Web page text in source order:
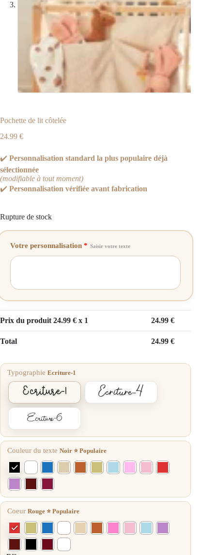
Pochette de lit côtelée
24.99 €
✔️ Personnalisation standard la plus populaire déjà
sélectionnée
(modifiable à tout moment)
✔️ Personnalisation vérifiée avant fabrication
Typographie Ecriture-1
Ecriture-1 Ecriture-4
Ecriture-6
Couleur du texte Noir ⭐ Populaire
Coeur Rouge ⭐ Populaire
Rupture de stock
Votre personnalisation * Saisir votre texte
Prix du produit 24.99 € x 1 24.99 €
Total 24.99 €